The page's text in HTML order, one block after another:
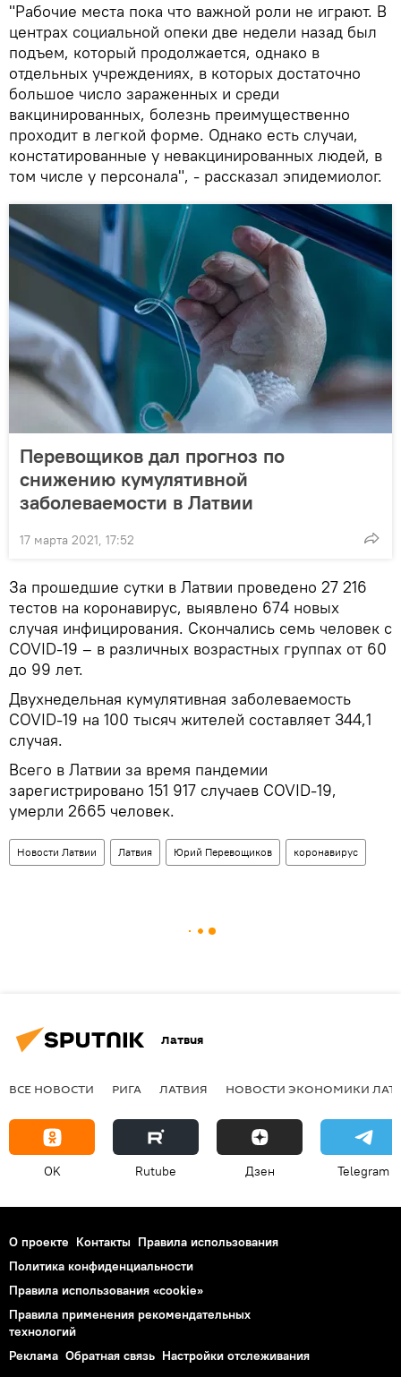
"Рабочие места пока что важной роли не играют. В
центрах социальной опеки две недели назад был
подъем, который продолжается, однако в
отдельных учреждениях, в которых достаточно
большое число зараженных и среди
вакцинированных, болезнь преимущественно
проходит в легкой форме. Однако есть случаи,
констатированные у невакцинированных людей, в
том числе у персонала", - рассказал эпидемиолог.
Перевощиков дал прогноз по
снижению кумулятивной
заболеваемости в Латвии
17 марта 2021, 17:52
За прошедшие сутки в Латвии проведено 27 216
тестов на коронавирус, выявлено 674 новых
случая инфицирования. Скончались семь человек с
COVID-19 – в различных возрастных группах от 60
до 99 лет.
Двухнедельная кумулятивная заболеваемость
COVID-19 на 100 тысяч жителей составляет 344,1
случая.
Всего в Латвии за время пандемии
зарегистрировано 151 917 случаев COVID-19,
умерли 2665 человек.
Новости Латвии Латвия Юрий Перевощиков коронавирус
Латвия
ВСЕ НОВОСТИ РИГА ЛАТВИЯ НОВОСТИ ЭКОНОМИКИ
OK Rutube Дзен Telegram
О проекте Контакты Правила использования
Политика конфиденциальности
Правила использования «cookie»
Правила применения рекомендательных
технологий
Реклама Обратная связь Настройки отслеживания